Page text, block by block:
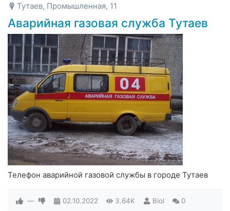
Тутаев, Промышленная, 11
Аварийная газовая служба Тутаев
Телефон аварийной газовой службы в городе Тутаев
— 02.10.2022 3.64K Biol 0